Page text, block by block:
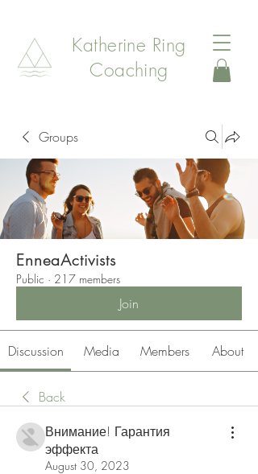
Katherine Ring
Coaching
Groups
EnneaActivists
Public · 217 members
Join
Discussion Media Members About
Back
Внимание! Гарантия
эффекта
August 30, 2023